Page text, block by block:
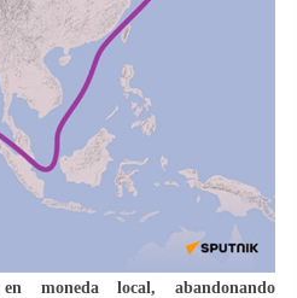
moneda local, abandonando